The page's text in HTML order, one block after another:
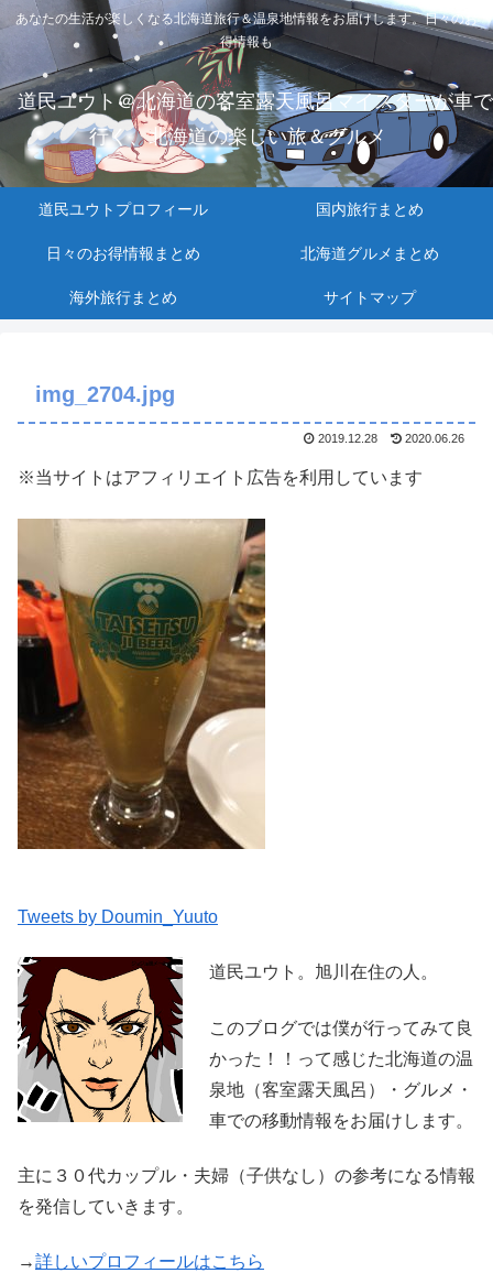
あなたの生活が楽しくなる北海道旅行＆温泉地情報をお届けします。日々のお
得情報も
道民ユウト＠北海道の客室露天風呂マイスターが車で
行く、北海道の楽しい旅＆グルメ
道民ユウトプロフィール 国内旅行まとめ
日々のお得情報まとめ 北海道グルメまとめ
海外旅行まとめ サイトマップ
img_2704.jpg
2019.12.28 2020.06.26
※当サイトはアフィリエイト広告を利用しています
Tweets by Doumin_Yuuto
道民ユウト。旭川在住の人。
このブログでは僕が行ってみて良
かった！！って感じた北海道の温
泉地（客室露天風呂）・グルメ・
車での移動情報をお届けします。
主に３０代カップル・夫婦（子供なし）の参考になる情報
を発信していきます。
→詳しいプロフィールはこちら